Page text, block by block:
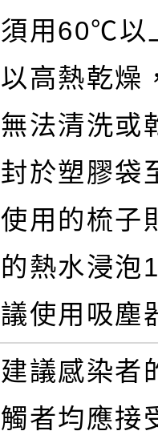
須用60℃以
以高熱乾燥
無法清洗或
封於塑膠袋
使用的梳
的熱水浸泡
議使用吸塵
建議感染者
觸者均應接